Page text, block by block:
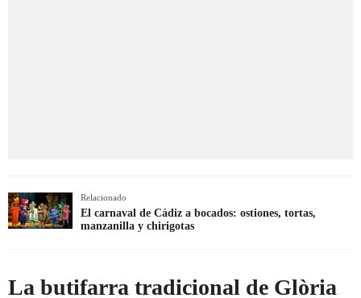
Relacionado
El carnaval de Cádiz a bocados: ostiones, tortas,
manzanilla y chirigotas
La butifarra tradicional de Glòria